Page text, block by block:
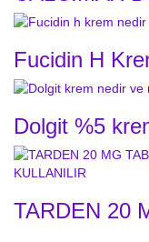
Fucidin H
Dolgit %5
TARDEN 20